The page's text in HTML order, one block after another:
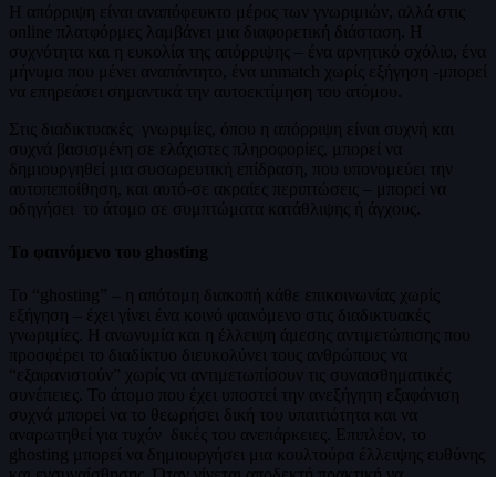
Η απόρριψη είναι αναπόφευκτο μέρος των γνωριμιών, αλλά στις
online πλατφόρμες λαμβάνει μια διαφορετική διάσταση. Η
συχνότητα και η ευκολία της απόρριψης – ένα αρνητικό σχόλιο, ένα
μήνυμα που μένει αναπάντητο, ένα unmatch χωρίς εξήγηση -μπορεί
να επηρεάσει σημαντικά την αυτοεκτίμηση του ατόμου.
Ʃτις διαδικτυακές γνωριμίες, όπου η απόρριψη είναι συχνή και
συχνά βασισμένη σε ελάχιστες πληροφορίες, μπορεί να
δημιουργηθεί μια συσωρευτική επίδραση, που υπονομεύει την
αυτοπεποίθηση, και αυτό-σε ακραίες περιπτώσεις – μπορεί να
οδηγήσει το άτομο σε συμπτώματα κατάθλιψης ή άγχους.
Το φαινόμενο του ghosting
Το “ghosting” – η απότομη διακοπή κάθε επικοινωνίας χωρίς
εξήγηση – έχει γίνει ένα κοινό φαινόμενο στις διαδικτυακές
γνωριμίες. Η ανωνυμία και η έλλειψη άμεσης αντιμετώπισης που
προσφέρει το διαδίκτυο διευκολύνει τους ανθρώπους να
“εξαφανιστούν” χωρίς να αντιμετωπίσουν τις συναισθηματικές
συνέπειες. Το άτομο που έχει υποστεί την ανεξήγητη εξαφάνιση
συχνά μπορεί να το θεωρήσει δική του υπαιτιότητα και να
αναρωτηθεί για τυχόν δικές του ανεπάρκειες. Επιπλέον, το
ghosting μπορεί να δημιουργήσει μια κουλτούρα έλλειψης ευθύνης